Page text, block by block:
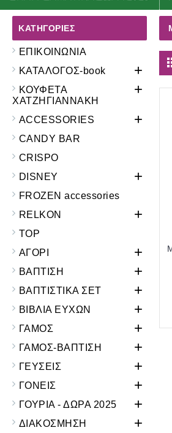
ΚΑΤΗΓΟΡΊΕΣ
ΕΠΙΚΟΙΝΩΝΙΑ
ΚΑΤΑΛΟΓΟΣ-book
+
ΚΟΥΦΕΤΑ
ΧΑΤΖΗΓΙΑΝΝΑΚΗ
+
ACCESSORIES +
CANDY BAR
CRISPO
DISNEY
+
FROZEN accessories
RELKON
+
TOP
ΑΓΟΡΙ
+
ΒΑΠΤΙΣΗ +
ΒΑΠΤΙΣΤΙΚΑ ΣΕΤ +
ΒΙΒΛΙΑ ΕΥΧΩΝ +
ΓΑΜΟΣ +
ΓΑΜΟΣ-ΒΑΠΤΙΣΗ +
ΓΕΥΣΕΙΣ +
ΓΟΝΕΙΣ +
ΓΟΥΡΙΑ - ΔΩΡΑ 2025 +
ΔΙΑΚΟΣΜΗΣΗ +